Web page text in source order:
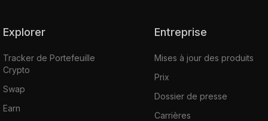
Explorer
Tracker de Portefeuille
Crypto
Swap
Earn
Entreprise
Mises à jour des produits
Prix
Dossier de presse
Carrières